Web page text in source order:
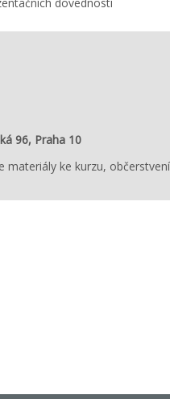
96, Praha 10
materiály ke kurzu,